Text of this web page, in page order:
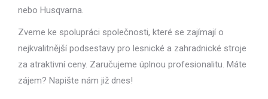
nebo Husqvarna.
Zveme ke spolupráci společnosti, které se zajímají o
nejkvalitnější podsestavy pro lesnické a zahradnické stroje
za atraktivní ceny. Zaručujeme úplnou profesionalitu. Máte
zájem? Napište nám již dnes!